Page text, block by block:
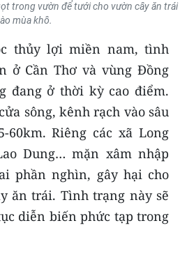
- MỖI XÃ
trong vườn để tưới cho vườn cây ăn trái
mùa khô.
thủy lợi miền nam, tình
ở Cần Thơ và vùng Đồng
đang ở thời kỳ cao điểm.
sông, kênh rạch vào sâu
Riêng các xã Long
Dung… mặn xâm nhập
phần nghìn, gây hại cho
ăn trái. Tình trạng này sẽ
diễn biến phức tạp trong